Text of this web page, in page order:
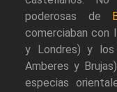
poderosas de
comerciaban con
y Londres) y los
Amberes y
especias